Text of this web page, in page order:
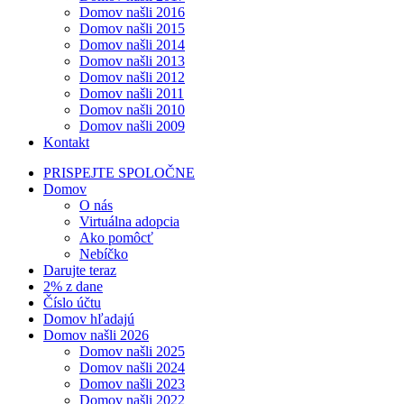
Domov našli 2016
Domov našli 2015
Domov našli 2014
Domov našli 2013
Domov našli 2012
Domov našli 2011
Domov našli 2010
Domov našli 2009
Kontakt
PRISPEJTE SPOLOČNE
Domov
O nás
Virtuálna adopcia
Ako pomôcť
Nebíčko
Darujte teraz
2% z dane
Číslo účtu
Domov hľadajú
Domov našli 2026
Domov našli 2025
Domov našli 2024
Domov našli 2023
Domov našli 2022